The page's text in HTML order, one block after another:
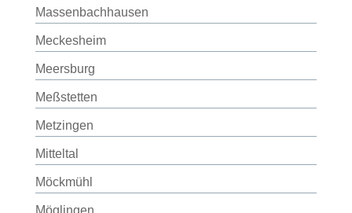
Massenbachhausen
Meckesheim
Meersburg
Meßstetten
Metzingen
Mitteltal
Möckmühl
Möglingen